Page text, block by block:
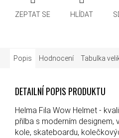
ZEPTAT SE HLÍDAT
Popis Hodnocení Tabulka
DETAILNÍ POPIS PRODUKTU
Helma Fila Wow Helmet -
přilba s moderním designem,
kole, skateboardu,